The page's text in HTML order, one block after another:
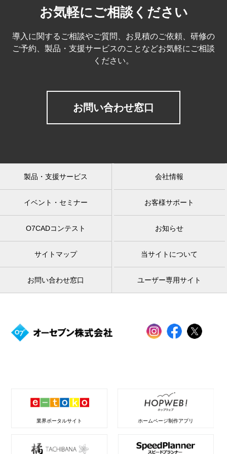
お気軽にご相談ください
導入に関するご相談やご質問、お見積のご依頼、研修の
ご予約、製品・支援サービスのことなどお気軽にご相談
ください。
お問い合わせ窓口
製品・支援サービス 会社情報
イベント・セミナー お客様サポート
O7CADコンテスト お知らせ
サイトマップ 当サイトについて
お問い合わせ窓口 ユーザー専用サイト
業界ポータルサイト ホームページ制作アプリ